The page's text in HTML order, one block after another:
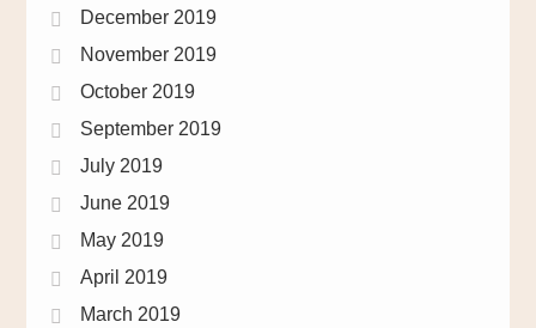
December 2019
November 2019
October 2019
September 2019
July 2019
June 2019
May 2019
April 2019
March 2019